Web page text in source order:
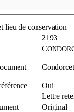
lieu de conservation
2193
C
Oui
Lettre
Original